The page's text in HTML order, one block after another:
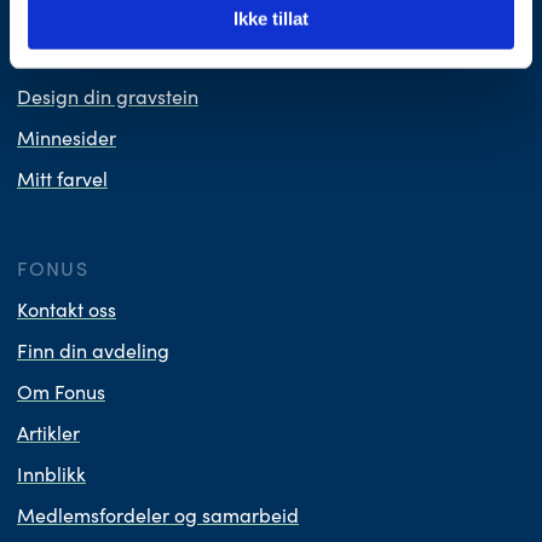
Ikke tillat
Design din gravstein
Minnesider
Mitt farvel
FONUS
Kontakt oss
Finn din avdeling
Om Fonus
Artikler
Innblikk
Medlemsfordeler og samarbeid